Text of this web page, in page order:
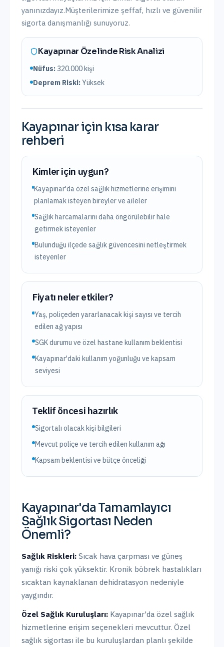
yanınızdayız.Müşterilerimize şeffaf, hızlı ve güvenilir
sigorta danışmanlığı sunuyoruz.
Kayapınar Özelinde Risk Analizi
Nüfus: 320.000kişi
Deprem Riski:Yüksek
Kayapınariçin kısa karar
rehberi
Kimler için uygun?
Kayapınar'da özel sağlık hizmetlerine erişimini
planlamak isteyen bireyler ve aileler
Sağlık harcamalarını daha öngörülebilir hale
getirmek isteyenler
Bulunduğu ilçede sağlık güvencesini netleştirmek
isteyenler
Fiyatı neler etkiler?
Yaş, poliçeden yararlanacak kişi sayısı ve tercih
edilen ağ yapısı
SGK durumu ve özel hastane kullanım beklentisi
Kayapınar'daki kullanım yoğunluğu ve kapsam
seviyesi
Teklif öncesi hazırlık
Sigortalı olacak kişi bilgileri
Mevcut poliçe ve tercih edilen kullanım ağı
Kapsam beklentisi ve bütçe önceliği
Kayapınar'da Tamamlayıcı
Sağlık Sigortası Neden
Önemli?
Sağlık Riskleri: Sıcak hava çarpması ve güneş
yanığı riski çok yüksektir. Kronik böbrek hastalıkları
sıcaktan kaynaklanan dehidratasyon nedeniyle
yaygındır.
Özel Sağlık Kuruluşları: Kayapınar'da özel sağlık
hizmetlerine erişim seçenekleri mevcuttur. Özel
sağlık sigortası ile bu kuruluşlardan planlı şekilde